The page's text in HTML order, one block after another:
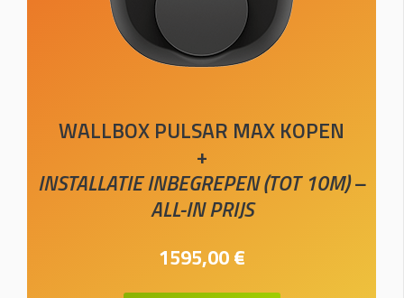
WALLBOX PULSAR MAX KOPEN
+
INSTALLATIE INBEGREPEN (TOT 10M) –
ALL-IN PRIJS
1595,00 €